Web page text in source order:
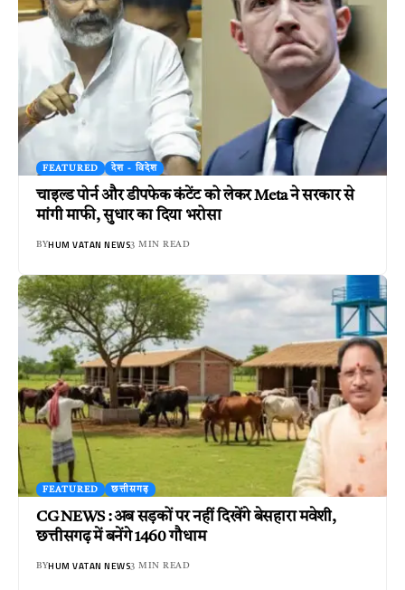
FEATURED देश - विदेश
चाइल्ड पोर्न और डीपफेक कंटेंट को लेकर Meta ने सरकार से
मांगी माफी, सुधार का दिया भरोसा
BYHUM VATAN NEWS3 MIN READ
FEATURED छत्तीसगढ़
CG NEWS : अब सड़कों पर नहीं दिखेंगे बेसहारा मवेशी,
छत्तीसगढ़ में बनेंगे 1460 गौधाम
BYHUM VATAN NEWS3 MIN READ